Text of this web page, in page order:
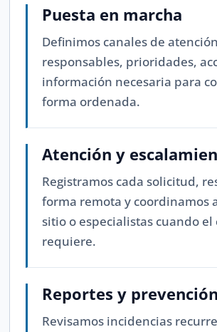
Puesta en marcha
Definimos canales de
responsables, prioridades,
información necesaria para
forma ordenada.
Atención y
Registramos cada solicitud,
forma remota y coordinamos
sitio o especialistas cuando el
requiere.
Reportes y prevención
Revisamos incidencias